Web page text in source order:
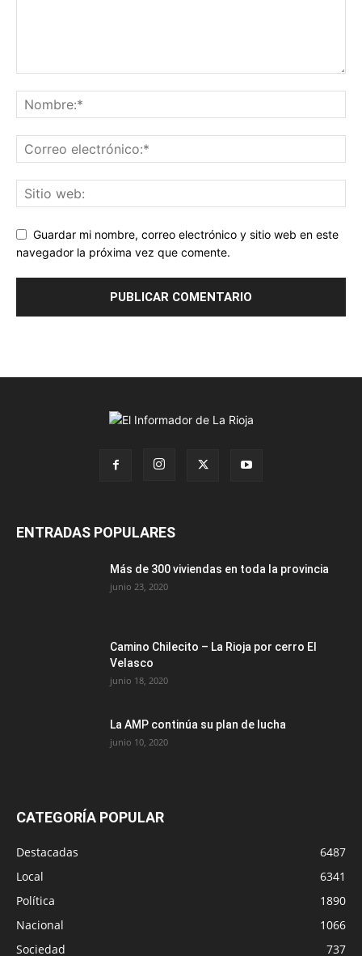
Guardar mi nombre, correo electrónico y sitio web en este
navegador la próxima vez que comente.
ENTRADAS POPULARES
Más de 300 viviendas en toda la provincia
junio 23, 2020
Camino Chilecito – La Rioja por cerro El
Velasco
junio 18, 2020
La AMP continúa su plan de lucha
junio 10, 2020
CATEGORÍA POPULAR
Destacadas
6487
Local
6341
Política
1890
Nacional
1066
Sociedad
737